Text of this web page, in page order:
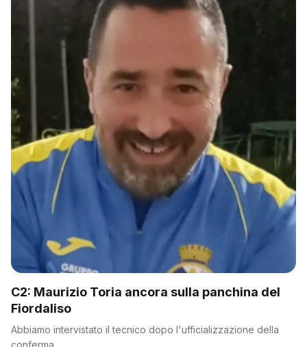
C2: Maurizio Toria ancora sulla panchina del
Fiordaliso
Abbiamo intervistato il tecnico dopo l'ufficializzazione della